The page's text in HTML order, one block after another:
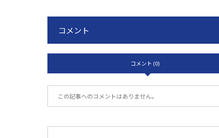
コメント
コメント (0)
この記事へのコメントはありません。